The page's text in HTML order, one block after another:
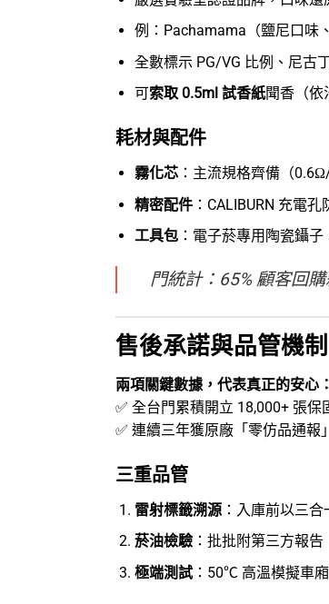
例：Pachamama（鹽尼口味
全數標示 PG/VG 比例、尼古
可索取 0.5ml 試香紙聞香（依
耗材與配件
霧化芯：主流規格齊備（
精密配件：CALIBURN 充電
工具包：電子菸專用陶瓷鑷子
門統計：65% 顧客回
售後承諾與品管機制
兩項關鍵數據，代表真正的安心：
✅ 全台門累積開立 18,000+ 張保
✅ 連續三年獲原廠「零仿品通報
三重品管
雷射標籤溯源：入庫前以三合
菸油檢驗：批批附第三方報告
極端測試：50℃ 高溫模擬車廂